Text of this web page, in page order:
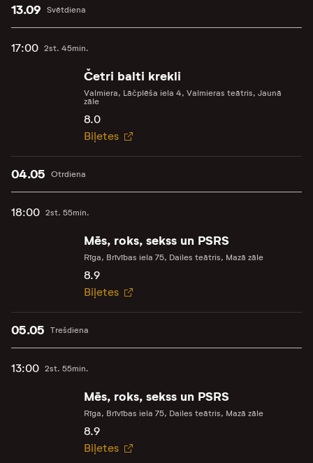
Svētdiena
13.09
17:00 2st. 45min.
Četri balti krekli
Valmiera, Lāčplēša iela 4, Valmieras teātris, Jaunā
zāle
8.0
Biļetes
Otrdiena
04.05
18:00 2st. 55min.
Mēs, roks, sekss un PSRS
Rīga, Brīvības iela 75, Dailes teātris, Mazā zāle
8.9
Biļetes
Trešdiena
05.05
13:00 2st. 55min.
Mēs, roks, sekss un PSRS
Rīga, Brīvības iela 75, Dailes teātris, Mazā zāle
8.9
Biļetes